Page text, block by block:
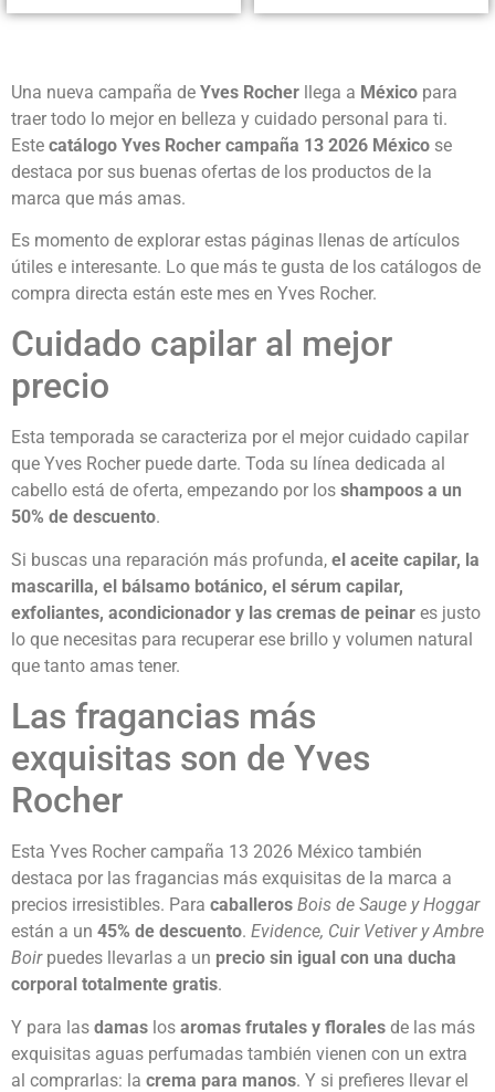
Una nueva campaña de Yves Rocher llega a México para
traer todo lo mejor en belleza y cuidado personal para ti.
Este catálogo Yves Rocher campaña 13 2026 México se
destaca por sus buenas ofertas de los productos de la
marca que más amas.
Es momento de explorar estas páginas llenas de artículos
útiles e interesante. Lo que más te gusta de los catálogos de
compra directa están este mes en Yves Rocher.
Cuidado capilar al mejor
precio
Esta temporada se caracteriza por el mejor cuidado capilar
que Yves Rocher puede darte. Toda su línea dedicada al
cabello está de oferta, empezando por los shampoos a un
50% de descuento.
Si buscas una reparación más profunda, el aceite capilar, la
mascarilla, el bálsamo botánico, el sérum capilar,
exfoliantes, acondicionador y las cremas de peinar es justo
lo que necesitas para recuperar ese brillo y volumen natural
que tanto amas tener.
Las fragancias más
exquisitas son de Yves
Rocher
Esta Yves Rocher campaña 13 2026 México también
destaca por las fragancias más exquisitas de la marca a
precios irresistibles. Para caballeros Bois de Sauge y Hoggar
están a un 45% de descuento. Evidence, Cuir Vetiver y Ambre
Boirpuedes llevarlas a un precio sin igual con una ducha
corporal totalmente gratis.
Y para las damas los aromas frutales y florales de las más
exquisitas aguas perfumadas también vienen con un extra
al comprarlas: la crema para manos. Y si prefieres llevar el